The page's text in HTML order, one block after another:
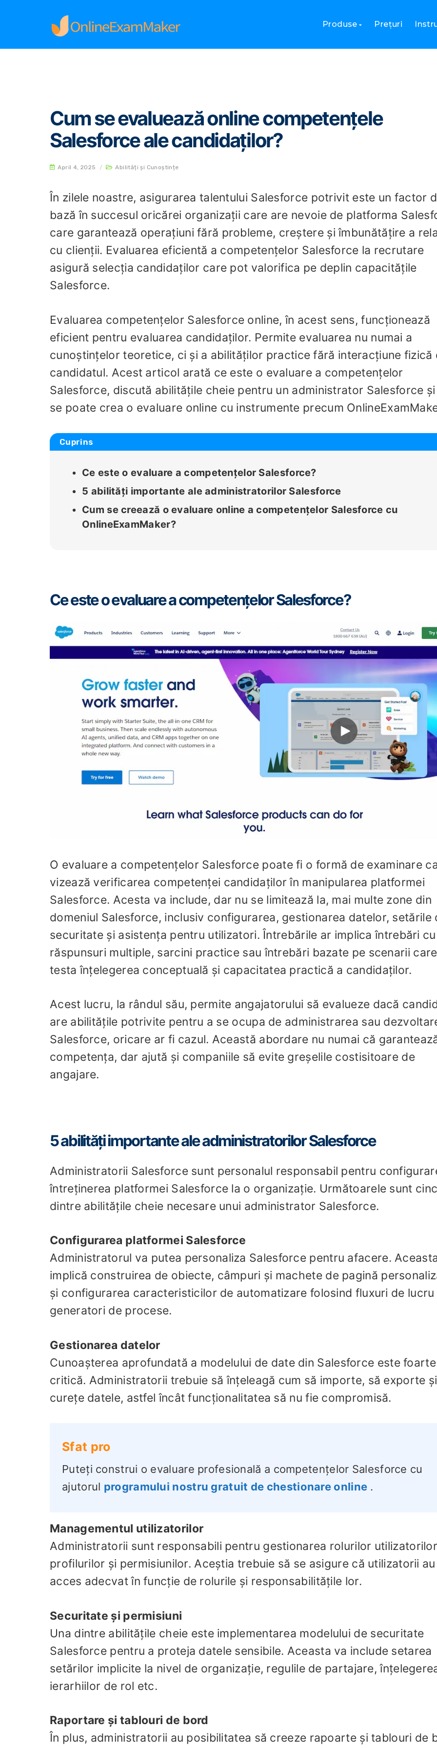
Produse Prețuri
Home
Cum se evaluează online competențele
Salesforce ale candidaților?
April 4, 2025 / Abilități și Cunoștințe
În zilele noastre, asigurarea talentului Salesforce potrivit este un factor
bază în succesul oricărei organizații care are nevoie de platforma
care garantează operațiuni fără probleme, creștere și îmbunătățire a
cu clienții. Evaluarea eficientă a competențelor Salesforce la recrutare
asigură selecția candidaților care pot valorifica pe deplin capacitățile
Salesforce.
Evaluarea competențelor Salesforce online, în acest sens, funcționează
eficient pentru evaluarea candidaților. Permite evaluarea nu numai a
cunoștințelor teoretice, ci și a abilităților practice fără interacțiune fizică
candidatul. Acest articol arată ce este o evaluare a competențelor
Salesforce, discută abilitățile cheie pentru un administrator Salesforce
se poate crea o evaluare online cu instrumente precum
Cuprins
Ce este o evaluare a competențelor Salesforce?
5 abilități importante ale administratorilor Salesforce
Cum se creează o evaluare online a competențelor Salesforce cu
OnlineExamMaker?
Ce este o evaluare a competențelor Salesforce?
O evaluare a competențelor Salesforce poate fi o formă de examinare
vizează verificarea competenței candidaților în manipularea platformei
Salesforce. Acesta va include, dar nu se limitează la, mai multe zone din
domeniul Salesforce, inclusiv configurarea, gestionarea datelor, setările
securitate și asistența pentru utilizatori. Întrebările ar implica întrebări cu
răspunsuri multiple, sarcini practice sau întrebări bazate pe scenarii
testa înțelegerea conceptuală și capacitatea practică a candidaților.
Acest lucru, la rândul său, permite angajatorului să evalueze dacă
are abilitățile potrivite pentru a se ocupa de administrarea sau
Salesforce, oricare ar fi cazul. Această abordare nu numai că
competența, dar ajută și companiile să evite greșelile costisitoare de
angajare.
5 abilități importante ale administratorilor Salesforce
Administratorii Salesforce sunt personalul responsabil pentru
întreținerea platformei Salesforce la o organizație. Următoarele sunt
dintre abilitățile cheie necesare unui administrator Salesforce.
Configurarea platformei Salesforce
Administratorul va putea personaliza Salesforce pentru afacere.
implică construirea de obiecte, câmpuri și machete de pagină
și configurarea caracteristicilor de automatizare folosind fluxuri de lucru
generatori de procese.
Gestionarea datelor
Cunoașterea aprofundată a modelului de date din Salesforce este foarte
critică. Administratorii trebuie să înțeleagă cum să importe, să exporte
curețe datele, astfel încât funcționalitatea să nu fie compromisă.
Sfat pro
Puteți construi o evaluare profesională a competențelor Salesforce cu
ajutorul programului nostru gratuit de chestionare online .
Managementul utilizatorilor
Administratorii sunt responsabili pentru gestionarea rolurilor
profilurilor și permisiunilor. Aceștia trebuie să se asigure că utilizatorii au
acces adecvat în funcție de rolurile și responsabilitățile lor.
Securitate și permisiuni
Una dintre abilitățile cheie este implementarea modelului de securitate
Salesforce pentru a proteja datele sensibile. Aceasta va include setarea
setărilor implicite la nivel de organizație, regulile de partajare,
ierarhiilor de rol etc.
Raportare și tablouri de bord
În plus, administratorii au posibilitatea să creeze rapoarte și tablouri de